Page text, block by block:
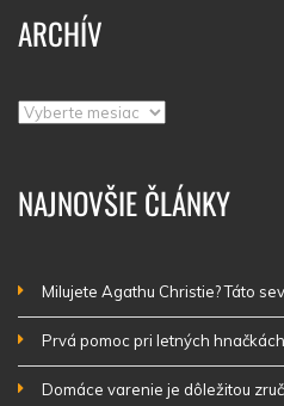
ARCHÍV
Archív
NAJNOVŠIE ČLÁNKY
Milujete Agathu Christie? Táto
Prvá pomoc pri letných
Domáce varenie je dôležitou